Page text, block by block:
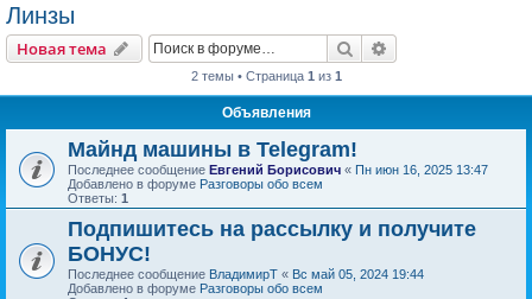
Линзы
Новая тема Поиск
2 темы • Страница 1 из 1
Объявления
Майнд машины в Telegram!
Последнее сообщение Евгений Борисович « Пн июн 16, 2025 13:47
Добавлено в форуме Разговоры обо всем
Ответы: 1
Подпишитесь на рассылку и получите
БОНУС!
Последнее сообщение ВладимирТ « Вс май 05, 2024 19:44
Добавлено в форуме Разговоры обо всем